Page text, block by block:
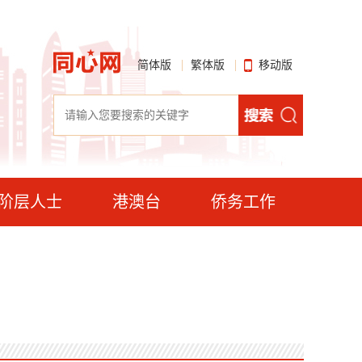
简体版 繁体版 移动版
层人士 港澳台 侨务工作